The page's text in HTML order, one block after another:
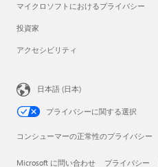
マイクロソフトにおけるプライバシー
投資家
アクセシビリティ
日本語 (日本)
プライバシーに関する選択
コンシューマーの正常性のプライバシー
Microsoft に問い合わせ プライバシー